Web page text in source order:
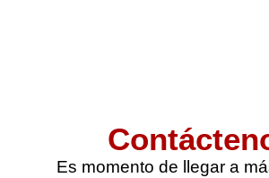
Es momento de llegar a